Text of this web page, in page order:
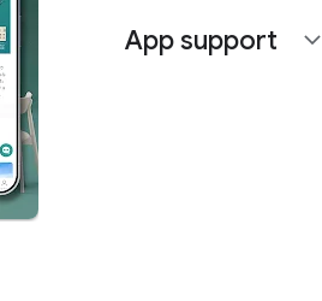
App support expand_more